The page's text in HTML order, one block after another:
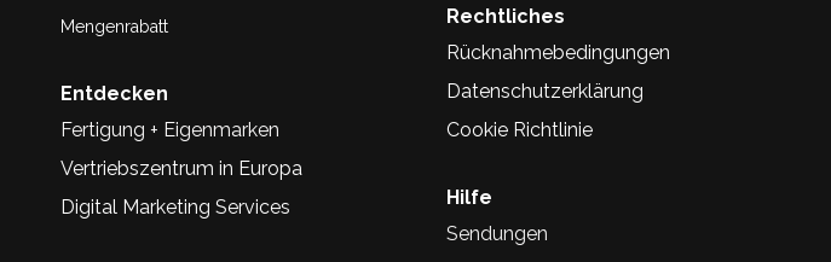
Mengenrabatt
Entdecken
Fertigung + Eigenmarken
Vertriebszentrum in Europa
Digital Marketing Services
Rechtliches
Rücknahmebedingungen
Datenschutzerklärung
Cookie Richtlinie
Hilfe
Sendungen